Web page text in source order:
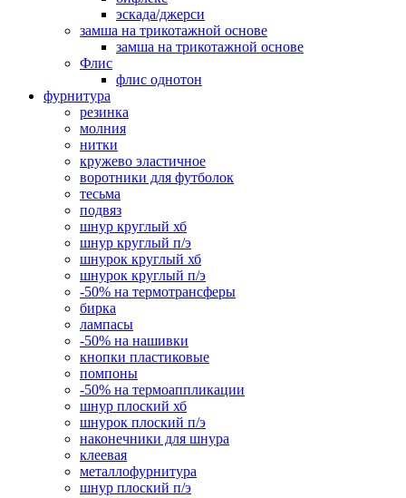
эскада/джерси
замша на трикотажной основе
замша на трикотажной основе
Флис
флис однотон
фурнитура
резинка
молния
нитки
кружево эластичное
воротники для футболок
тесьма
подвяз
шнур круглый хб
шнур круглый п/э
шнурок круглый хб
шнурок круглый п/э
-50% на термотрансферы
бирка
лампасы
-50% на нашивки
кнопки пластиковые
помпоны
-50% на термоаппликации
шнур плоский хб
шнурок плоский п/э
наконечники для шнура
клеевая
металлофурнитура
шнур плоский п/э